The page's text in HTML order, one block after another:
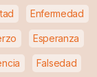
Enfermedad
Esperanza
Falsedad